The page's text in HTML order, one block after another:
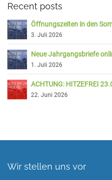
Recent posts
Öffnungszeiten in den
3. Juli 2026
Neue Jahrgangsbriefe
1. Juli 2026
ACHTUNG: HITZEFREI
22. Juni 2026
Wir stellen uns vor